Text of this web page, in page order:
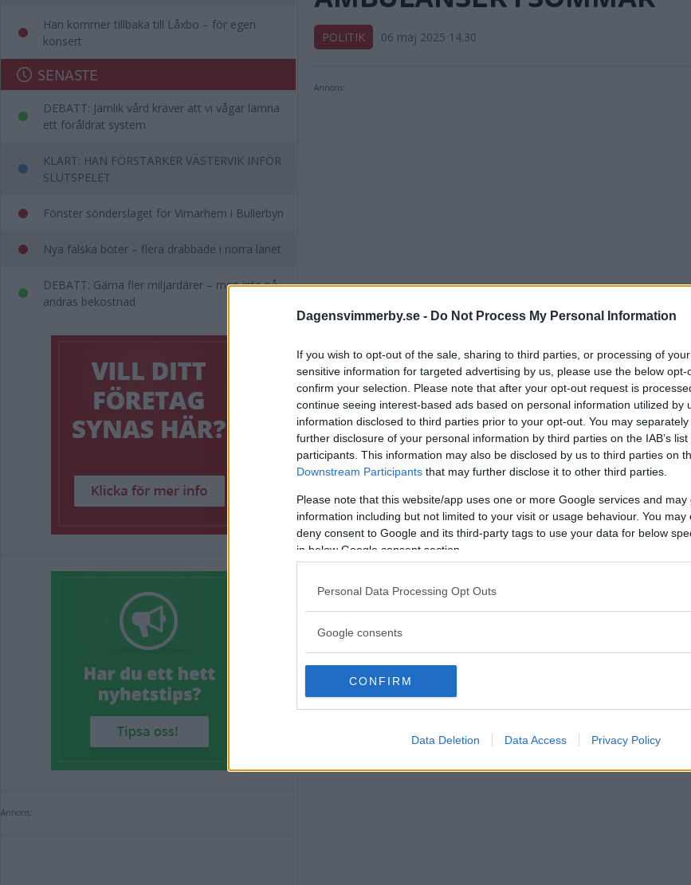
Dagensvimmerby.se - Do Not Process My Personal Information
If you wish to opt-out of the sale, sharing to third parties, or processing of
sensitive information for targeted advertising by us, please use the below opt-
confirm your selection. Please note that after your opt-out request is
continue seeing interest-based ads based on personal information utilized by
information disclosed to third parties prior to your opt-out. You may
further disclosure of your personal information by third parties on the IAB’s
participants. This information may also be disclosed by us to third parties on
Downstream Participants that may further disclose it to other third parties.
Please note that this website/app uses one or more Google services and
information including but not limited to your visit or usage behaviour. You may
deny consent to Google and its third-party tags to use your data for below
in below Google consent section.
Personal Data Processing Opt Outs
Google consents
CONFIRM
Data Deletion Data Access Privacy Policy
Han kommer tillbaka till Låxbo – för egen
konsert
SENASTE
DEBATT: Jämlik vård kräver att vi vågar lämna
ett föråldrat system
KLART: HAN FÖRSTÄRKER VÄSTERVIK INFÖR
SLUTSPELET
Fönster sönderslaget för Vimarhem i Bullerbyn
Nya falska böter – flera drabbade i norra länet
DEBATT: Gärna fler miljardärer – men inte på
andras bekostnad
Annons:
POLITIK 06 maj 2025 14.30
Annons:
Så vill man lösa
"Tittar på pooltjänster"
POLITIK 09 februari 2025 11.00
DEBATT: Vad görs åt den
ambulansbristen?
DEBATT 22 januari 2025 07.00